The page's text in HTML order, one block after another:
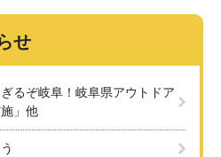
せ
るぞ岐阜！岐阜県アウトドア
」他